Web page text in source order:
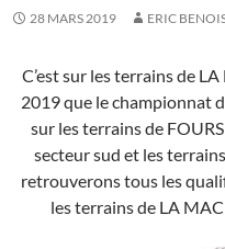
28 MARS 2019 ERIC
C’est sur les terrains de
2019 que le championnat
sur les terrains de
secteur sud et les
retrouverons tous les
les terrains de LA